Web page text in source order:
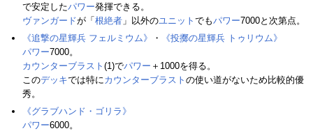
で安定したパワー発揮できる。
ヴァンガードが「 根絶者 」以外のユニット でもパワー7000と次第点。
《追撃の星輝兵 フェルミウム》
・
《投擲の星輝兵 トゥリウム》
パワー7000。
カウンターブラスト (1)でパワー ＋1000を得る。
このデッキでは特にカウンターブラスト の使い道がないため比較的優
秀。
《グラブハンド・ゴリラ》
パワー6000。